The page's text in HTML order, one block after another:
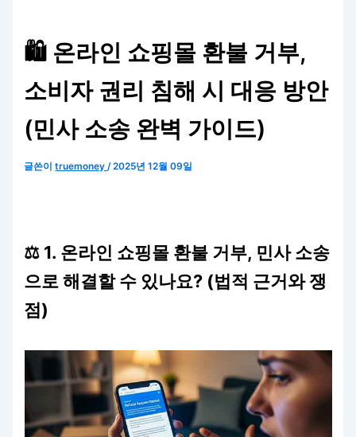
🛍️ 온라인 쇼핑몰 환불 거부,
소비자 권리 침해 시 대응 방안
(민사 소송 완벽 가이드)
글쓴이truemoney/2025년 12월 09일
⚖️ 1. 온라인 쇼핑몰 환불 거부, 민사 소송
으로 해결할 수 있나요? (법적 근거와 쟁
점)